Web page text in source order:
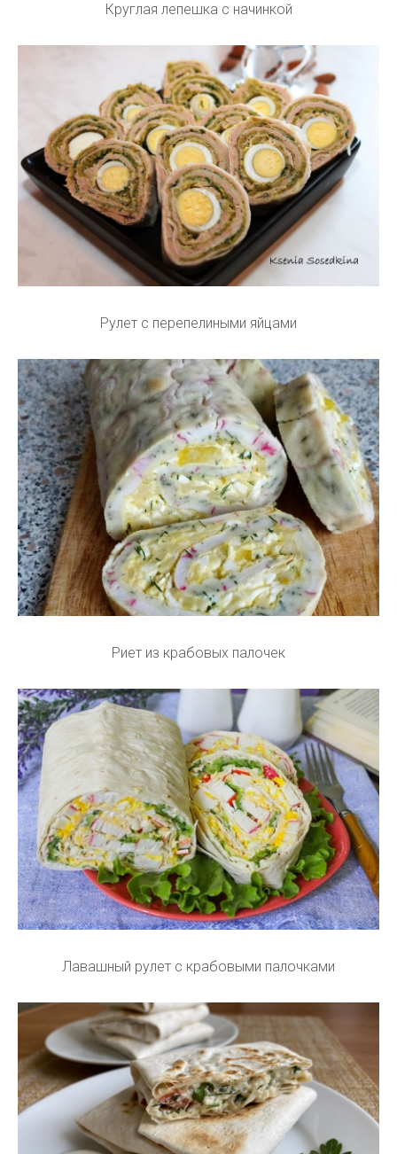
Круглая лепешка с начинкой
Рулет с перепелиными яйцами
Риет из крабовых палочек
Лавашный рулет с крабовыми палочками